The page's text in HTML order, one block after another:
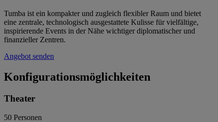
Tumba ist ein kompakter und zugleich flexibler Raum und bietet
eine zentrale, technologisch ausgestattete Kulisse für vielfältige,
inspirierende Events in der Nähe wichtiger diplomatischer und
finanzieller Zentren.
Angebot senden
Konfigurationsmöglichkeiten
Theater
50 Personen